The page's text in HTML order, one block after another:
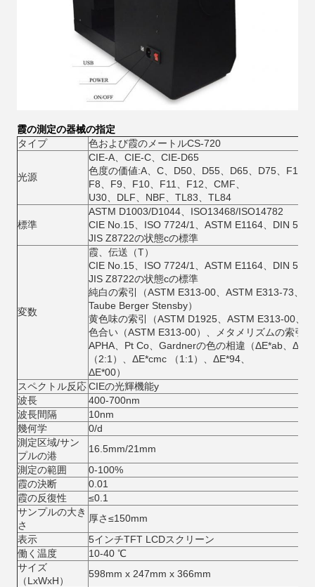
霞の測定の器械の指定
タイプ
色および霞のメートルCS-720
光源
CIE-A、CIE-C、CIE-D65
色度の価値:A、C、D50、D55、D65、D75、F1、
F8、F9、F10、F11、F12、CMF、
U30、DLF、NBF、TL83、TL84
標準
ASTM D1003/D1044、ISO13468/ISO14782
CIE No.15、ISO 7724/1、ASTM E1164、DIN
JIS Z8722の状態cの標準
変数
霞、伝送（T）
CIE No.15、ISO 7724/1、ASTM E1164、DIN
JIS Z8722の状態cの標準
純白の索引（ASTM E313-00、ASTM E313-73、
Taube Berger Stensby）
黄色味の索引（ASTM D1925、ASTM E313-00、
色合い（ASTM E313-00）、メタメリズムの索引
APHA、Pt Co、Gardnerの色の相違（ΔE*ab、
（2:1）、ΔE*cmc （1:1）、ΔE*94、
ΔE*00）
スペクトル反応CIEの光輝機能y
波長
400-700nm
波長間隔
10nm
幾何学
0/d
測定区域/サン
プルの港
16.5mm/21mm
測定の範囲
0-100%
霞の決断
0.01
霞の反復性
≤0.1
サンプルの大き
さ
厚さ≤150mm
表示
5インチTFT LCDスクリーン
働く温度
10-40 ℃
サイズ
（LxWxH）
598mm x 247mm x 366mm